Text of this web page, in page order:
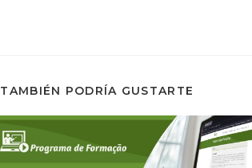
TAMBIÉN PODRÍA GUSTARTE